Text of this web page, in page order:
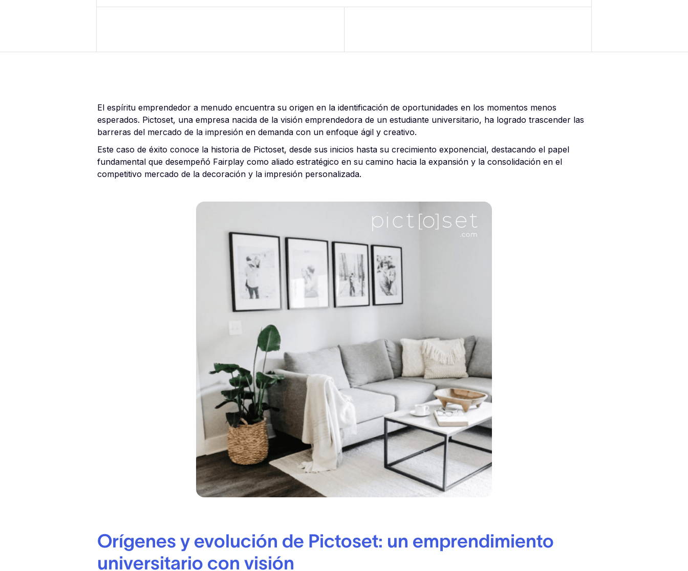
El espíritu emprendedor a menudo encuentra su origen en la identificación de oportunidades en los momentos menos
esperados. Pictoset, una empresa nacida de la visión emprendedora de un estudiante universitario, ha logrado trascender las
barreras del mercado de la impresión en demanda con un enfoque ágil y creativo.
Este caso de éxito conoce la historia de Pictoset, desde sus inicios hasta su crecimiento exponencial, destacando el papel
fundamental que desempeñó Fairplay como aliado estratégico en su camino hacia la expansión y la consolidación en el
competitivo mercado de la decoración y la impresión personalizada.
Orígenes y evolución de Pictoset: un emprendimiento
universitario con visión